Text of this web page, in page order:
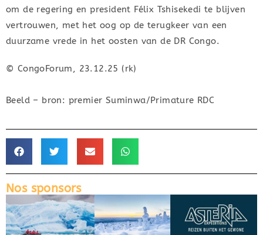
om de regering en president Félix Tshisekedi te blijven
vertrouwen, met het oog op de terugkeer van een
duurzame vrede in het oosten van de DR Congo.
© CongoForum, 23.12.25 (rk)
Beeld – bron: premier Suminwa/Primature RDC
Nos sponsors